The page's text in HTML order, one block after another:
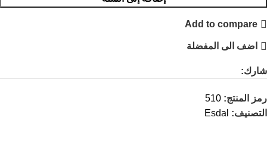
Add to compare
اضف الى المفضلة
رمز المنتج: 510
التصنيف: Esdal
شارك: